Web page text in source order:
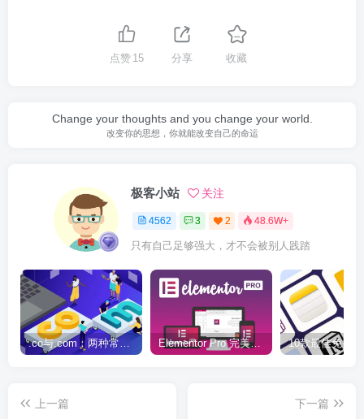
点赞 15 分享 收藏
Change your thoughts and you change your world.
改变你的思想，你就能改变自己的命运
极客小站 关注
4562 3 2 48.6W+
只有自己足够强大，才不会被别人践踏
.co与.com：两种常用域名后缀名完全指南 Elementor Pro 完美汉化中文版（含全套模板）|可视化编辑页面自定义设计WordPress插件
上一篇
下一篇